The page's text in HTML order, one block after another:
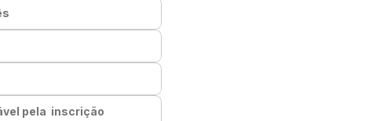
pela inscrição